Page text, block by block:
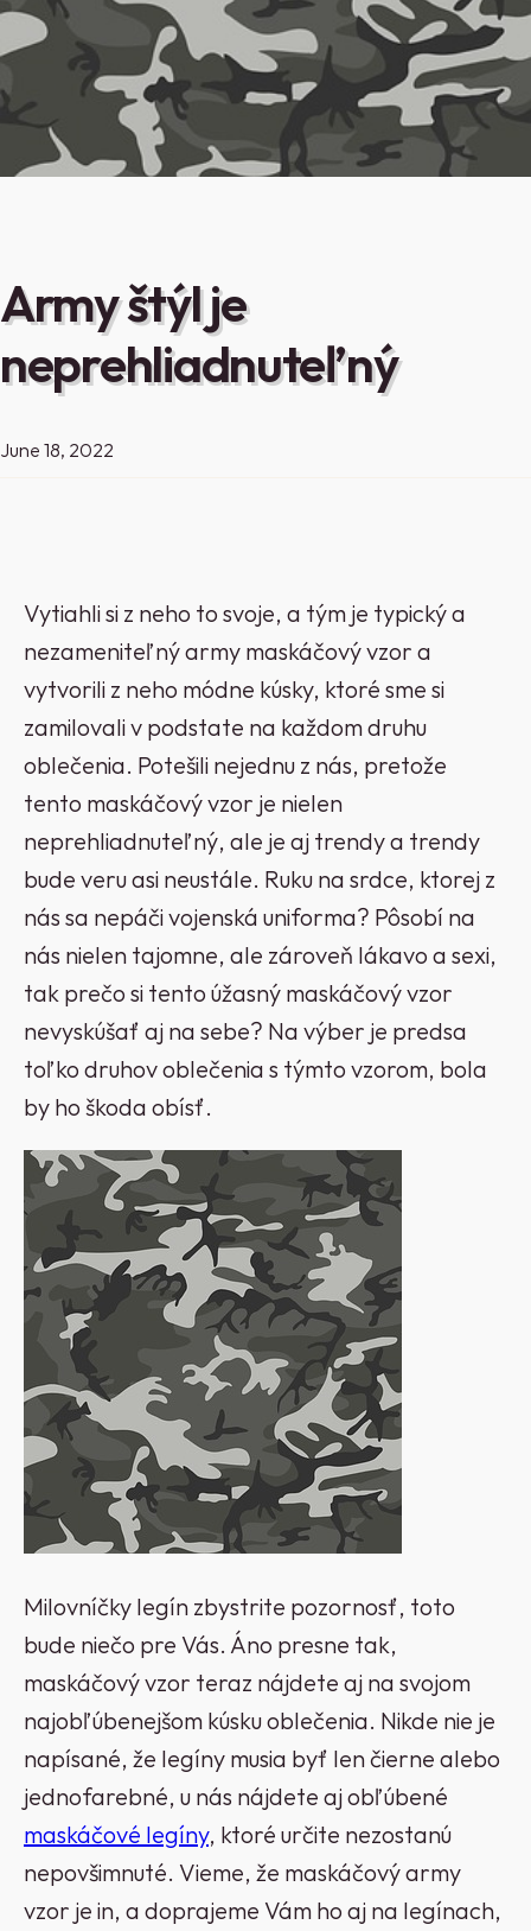
Army štýl je
neprehliadnuteľný
June 18, 2022
Vytiahli si z neho to svoje, a tým je typický a
nezameniteľný army maskáčový vzor a
vytvorili z neho módne kúsky, ktoré sme si
zamilovali v podstate na každom druhu
oblečenia. Potešili nejednu z nás, pretože
tento maskáčový vzor je nielen
neprehliadnuteľný, ale je aj trendy a trendy
bude veru asi neustále. Ruku na srdce, ktorej z
nás sa nepáči vojenská uniforma? Pôsobí na
nás nielen tajomne, ale zároveň lákavo a sexi,
tak prečo si tento úžasný maskáčový vzor
nevyskúšať aj na sebe? Na výber je predsa
toľko druhov oblečenia s týmto vzorom, bola
by ho škoda obísť.
Milovníčky legín zbystrite pozornosť, toto
bude niečo pre Vás. Áno presne tak,
maskáčový vzor teraz nájdete aj na svojom
najobľúbenejšom kúsku oblečenia. Nikde nie je
napísané, že legíny musia byť len čierne alebo
jednofarebné, u nás nájdete aj obľúbené
maskáčové legíny, ktoré určite nezostanú
nepovšimnuté. Vieme, že maskáčový army
vzor je in, a doprajeme Vám ho aj na legínach,